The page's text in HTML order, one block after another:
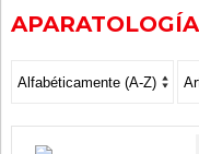
APARATOLOGÍA